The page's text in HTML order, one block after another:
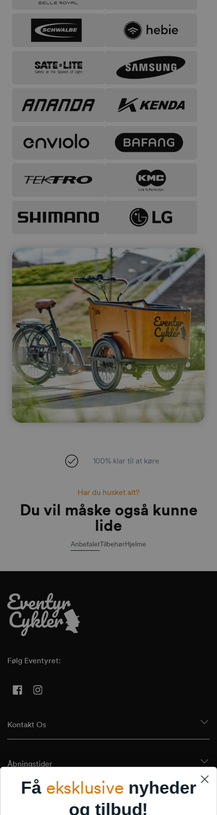
100% klar til at køre
Har du husket alt?
Du vil måske også kunne
lide
AnbefaletTilbehørHjelme
Følg Eventyret:
FacebookInstagram
Kontakt Os
Åbningstider
Tilmeld Dig Vores Nyhedsbrev
Få eksklusive nyheder
og tilbud!